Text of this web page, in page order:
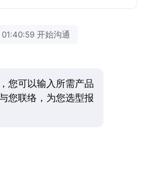
开始沟通
您可以输入所需产品
您联络，为您选型报